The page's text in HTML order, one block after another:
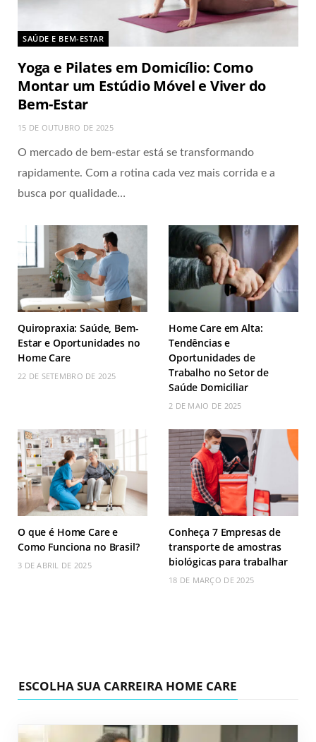
SAÚDE E BEM-ESTAR
Yoga e Pilates em Domicílio: Como
Montar um Estúdio Móvel e Viver do
Bem-Estar
15 DE OUTUBRO DE 2025
O mercado de bem-estar está se transformando
rapidamente. Com a rotina cada vez mais corrida e a
busca por qualidade…
Quiropraxia: Saúde, Bem-
Estar e Oportunidades no
Home Care
22 DE SETEMBRO DE 2025
​Home Care em Alta:
Tendências e
Oportunidades de
Trabalho no Setor de
Saúde Domiciliar​
2 DE MAIO DE 2025
O que é Home Care e
Como Funciona no Brasil?
3 DE ABRIL DE 2025
Conheça 7 Empresas de
transporte de amostras
biológicas para trabalhar
18 DE MARÇO DE 2025
ESCOLHA SUA CARREIRA HOME CARE